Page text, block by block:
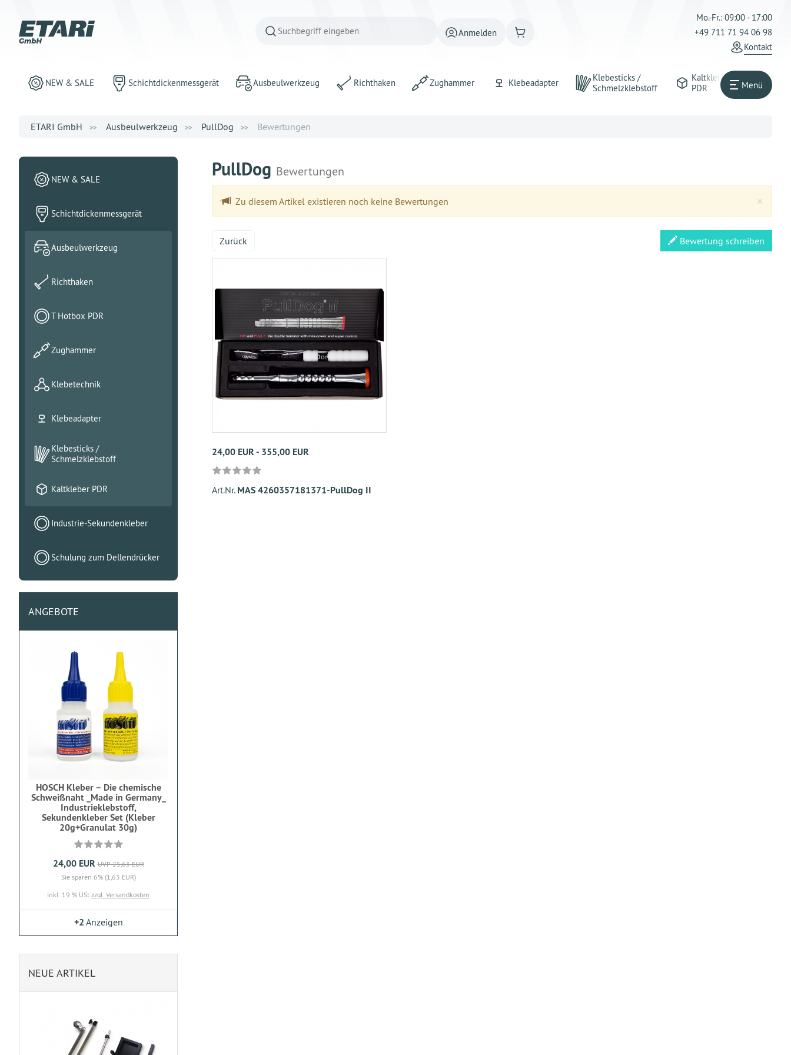
Anmelden
Mo.-Fr.: 09:00 - 17:00
+49 711 71 94 06 98
Kontakt
NEW & SALE Schichtdickenmessgerät Ausbeulwerkzeug Richthaken Zughammer Klebeadapter
Klebesticks /
Schmelzklebstoff
Kaltkleber
PDR
Menü
ETARI GmbH Ausbeulwerkzeug PullDog Bewertungen
PullDog Bewertungen
×
Zu diesem Artikel existieren noch keine Bewertungen
Zurück
24,00 EUR - 355,00 EUR
Art.Nr. MAS 4260357181371-PullDog II
Bewertung schreiben
NEW & SALE
Schichtdickenmessgerät
Ausbeulwerkzeug
Richthaken
T Hotbox PDR
Zughammer
Klebetechnik
Klebeadapter
Klebesticks /
Schmelzklebstoff
Kaltkleber PDR
Industrie-Sekundenkleber
Schulung zum Dellendrücker
ANGEBOTE
HOSCH Kleber – Die chemische
Schweißnaht _Made in Germany_
Industrieklebstoff,
Sekundenkleber Set (Kleber
20g+Granulat 30g)
24,00 EUR UVP 25,63 EUR
Sie sparen 6% (1,63 EUR)
inkl. 19 % USt zzgl. Versandkosten
+2 Anzeigen
NEUE ARTIKEL